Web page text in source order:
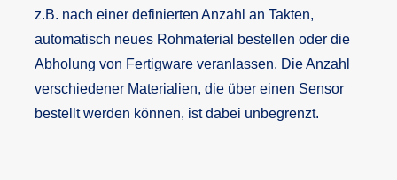
z.B. nach einer definierten Anzahl an Takten,
automatisch neues Rohmaterial bestellen oder die
Abholung von Fertigware veranlassen. Die Anzahl
verschiedener Materialien, die über einen Sensor
bestellt werden können, ist dabei unbegrenzt.